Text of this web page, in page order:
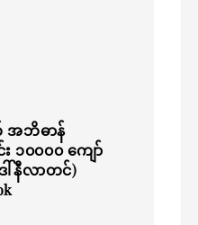
အဘိဓာန်
၁၀၀၀၀ ကျော်
ါ်နီလာတင်)